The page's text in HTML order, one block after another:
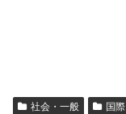
社会・一般 国際